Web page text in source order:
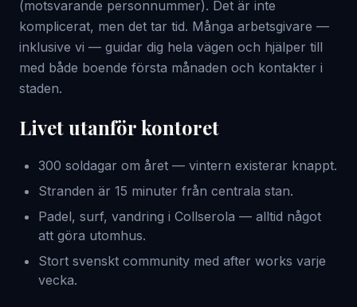
(motsvarande personnummer). Det är inte
komplicerat, men det tar tid. Många arbetsgivare —
inklusive vi — guidar dig hela vägen och hjälper till
med både boende första månaden och kontakter i
staden.
Livet utanför kontoret
300 soldagar om året — vintern existerar knappt.
Stranden är 15 minuter från centrala stan.
Padel, surf, vandring i Collserola — alltid något
att göra utomhus.
Stort svenskt community med after works varje
vecka.